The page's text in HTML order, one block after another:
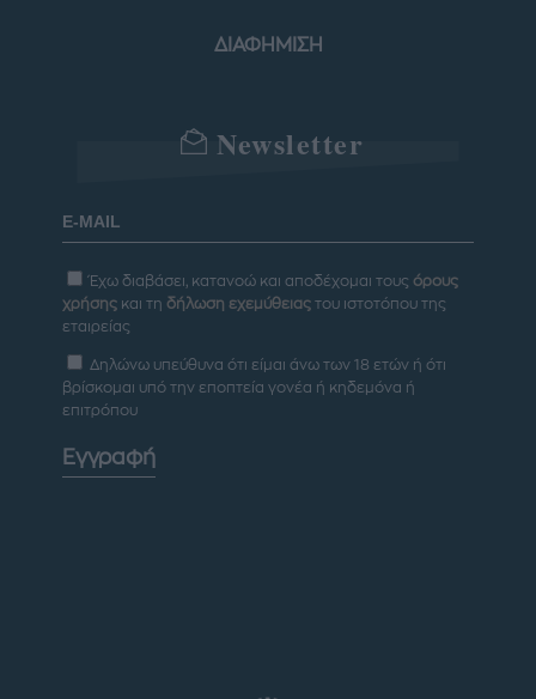
ΔΙΑΦΗΜΙΣΗ
Newsletter
Έχω διαβάσει, κατανοώ και αποδέχομαι τους όρους
χρήσης και τη δήλωση εχεμύθειας του ιστοτόπου της
εταιρείας
Δηλώνω υπεύθυνα ότι είμαι άνω των 18 ετών ή ότι
βρίσκομαι υπό την εποπτεία γονέα ή κηδεμόνα ή
επιτρόπου
Εγγραφή